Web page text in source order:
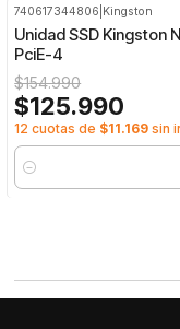
740617344806 Kingston
Unidad SSD Kingston
PciE-4
$154.990
$125.990
12 cuotas de $11.169 sin
Cantidad